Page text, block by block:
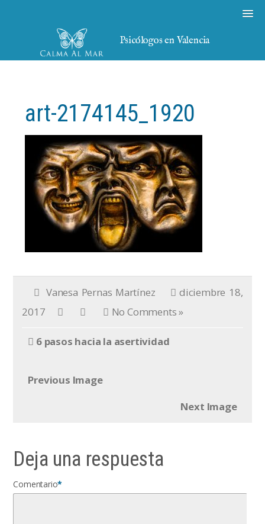
Psicólogos en Valencia
art-2174145_1920
Vanesa Pernas Martínez
diciembre 18,
2017
No Comments »
6 pasos hacia la asertividad
Previous Image
Next Image
Deja una respuesta
Comentario*